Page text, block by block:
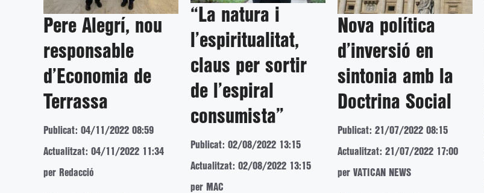
Pere Alegrí, nou
responsable
d’Economia de
Terrassa
Publicat: 04/11/2022 08:59
Actualitzat: 04/11/2022 11:34
per Redacció
“La natura i
l’espiritualitat,
claus per sortir
de l’espiral
consumista”
Publicat: 02/08/2022 13:15
Actualitzat: 02/08/2022 13:15
per MAC
Nova política
d’inversió en
sintonia amb la
Doctrina Social
Publicat: 21/07/2022 08:15
Actualitzat: 21/07/2022 17:00
per VATICAN NEWS